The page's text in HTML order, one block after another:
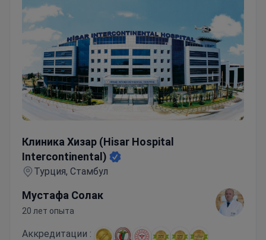
Клиника Хизар (Hisar Hospital
Intercontinental)
Турция, Стамбул
Мустафа Солак
20 лет опыта
Аккредитации :